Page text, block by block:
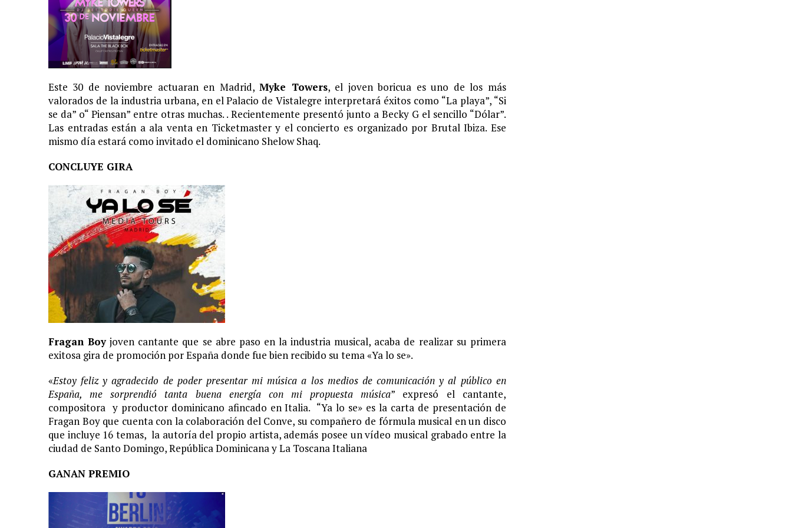
Este 30 de noviembre actuaran en Madrid,Myke Towers, el joven boricua es uno de los más
valorados de la industria urbana, en el Palacio de Vistalegre interpretará éxitos como “La playa”, “Si
se da” o“ Piensan” entre otras muchas. . Recientemente presentó junto a Becky G el sencillo “Dólar”.
Las entradas están a ala venta en Ticketmaster y el concierto es organizado por Brutal Ibiza. Ese
mismo día estará como invitado el dominicano Shelow Shaq.
CONCLUYE GIRA
Fragan Boyjoven cantante que se abre paso en la industria musical, acaba de realizar su primera
exitosa gira de promoción por España donde fue bien recibido su tema «Ya lo se».
«Estoy feliz y agradecido de poder presentar mi música a los medios de comunicación y al público en
España, me sorprendió tanta buena energía con mi propuesta música” expresó el cantante,
compositora y productor dominicano afincado en Italia. “Ya lo se» es la carta de presentación de
Fragan Boy que cuenta con la colaboración del Conve, su compañero de fórmula musical en un disco
que incluye 16 temas, la autoría del propio artista, además posee un vídeo musical grabado entre la
ciudad de Santo Domingo, República Dominicana y La Toscana Italiana
GANAN PREMIO